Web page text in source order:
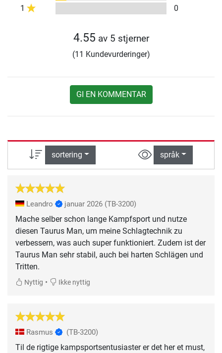
1
0
4.55 av 5 stjerner
(11 Kundevurderinger)
GI EN KOMMENTAR
sortering språk
Leandro januar 2026 (TB-3200)
Mache selber schon lange Kampfsport und nutze
diesen Taurus Man, um meine Schlagtechnik zu
verbessern, was auch super funktioniert. Zudem ist der
Taurus Man sehr stabil, auch bei harten Schlägen und
Tritten.
Nyttig • Ikke nyttig
Rasmus (TB-3200)
Til de rigtige kampsportsentusiaster er det her et must,